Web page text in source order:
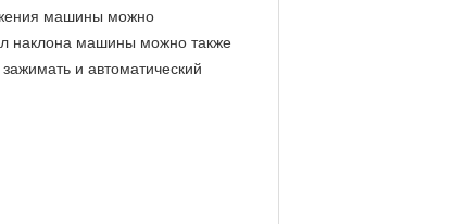
машины можно
наклона машины можно также
и автоматический